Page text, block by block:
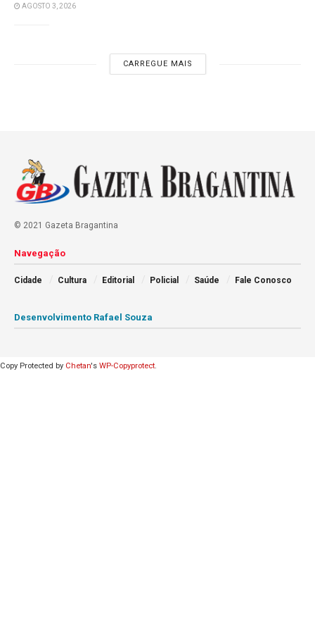
AGOSTO 3, 2026
CARREGUE MAIS
© 2021 Gazeta Bragantina
Navegação
Cidade Cultura Editorial Policial Saúde Fale Conosco
Desenvolvimento Rafael Souza
Copy Protected by Chetan's WP-Copyprotect.